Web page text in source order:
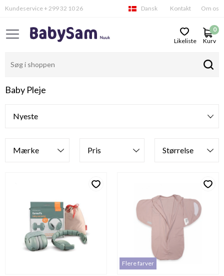
Kundeservice + 299 32 10 26 Kontakt Om os
Dansk
Kurv
0
Likeliste
Baby Pleje
Mærke
Pris Størrelse
Flere farver